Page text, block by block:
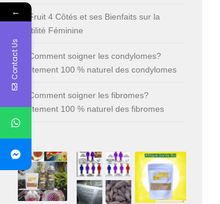
Fruit 4 Côtés et ses Bienfaits sur la
Fertilité Féminine
Comment soigner les condylomes?
Traitement 100 % naturel des condylomes
Comment soigner les fibromes?
Traitement 100 % naturel des fibromes
←
Contact Us